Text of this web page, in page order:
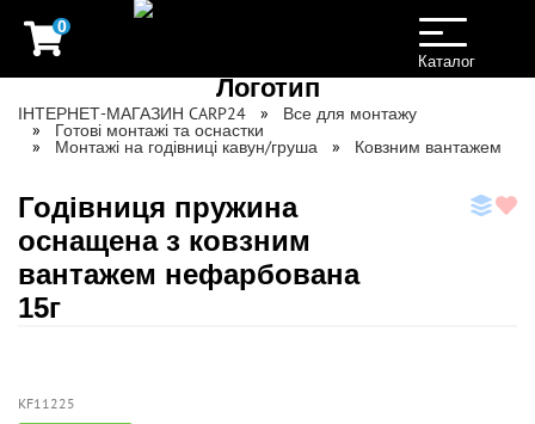
0
Toggle
navigation
Каталог
ІНТЕРНЕТ-МАГАЗИН CARP24 Все для монтажу
Готові монтажі та оснастки
Монтажі на годівниці кавун/груша Ковзним вантажем
Годівниця пружина
оснащена з ковзним
вантажем нефарбована
15г
KF11225